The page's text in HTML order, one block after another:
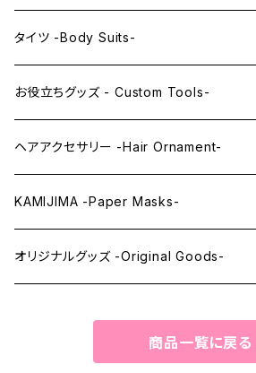
KAWAII Little series
レンズアイ
レンズアイEX
クリスタルアイ -Crystal Eyes-
アイラインステッカー -Eye Line Stickers-
まゆ毛 -Eyebrows-
まつ毛 -Eyelash-
タイツ -Body Suits-
全身タイツ -Full Body Suits-
上半身タイツ -Upper Body Suits-
お役立ちグッズ - Custom Tools-
カスタム用品 -Custom Tools-
ウィッグメンテナンス -Wig Maintenance-
ヘアアクセサリー -Hair Ornament-
KAMIJIMA -Paper Masks-
ペーパーマスク -Paper Masks-
オリジナルグッズ -Original Goods-
商品一覧に戻る